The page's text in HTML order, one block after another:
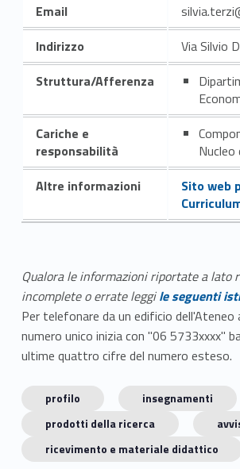
Email
Indirizzo
Via Silvio
Struttura/Afferenza
Cariche e
responsabilità
Nucleo
Altre informazioni
Sito web
Qualora le informazioni riportate a lato
incomplete o errate leggile seguenti
Per telefonare da un edificio dell'Ateneo
numero unico inizia con "06 5733xxxx"
ultime quattro cifre del numero esteso.
profilo
insegnamenti
prodotti della ricerca
ricevimento e materiale didattico